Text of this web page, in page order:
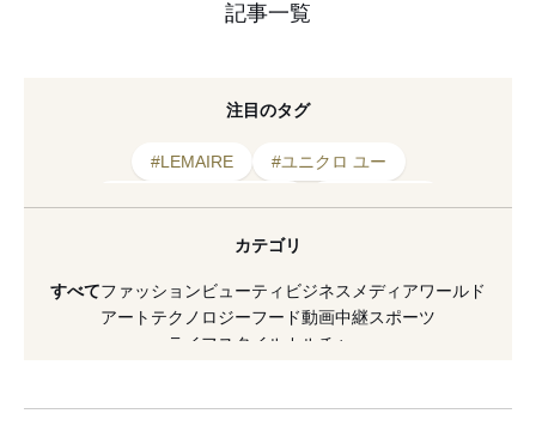
記事一覧
注目のタグ
#LEMAIRE
#ユニクロ ユー
#SSENSE
#SKWAT
#2026年発売 #作品
#彫刻
カテゴリ
すべてファッションビューティ ビジネス メディアワールド
アート テクノロジーフード動画中継スポーツ
ライフスタイル
カルチャー